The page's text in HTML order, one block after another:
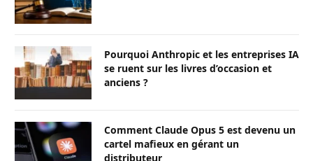
Pourquoi Anthropic et les entreprises IA
se ruent sur les livres d’occasion et
anciens ?
Comment Claude Opus 5 est devenu un
cartel mafieux en gérant un
distributeur